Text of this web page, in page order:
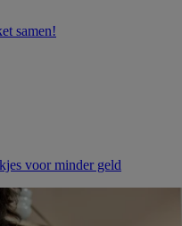
samen!
voor minder geld